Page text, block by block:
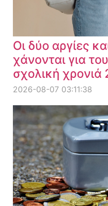
Οι δύο αργίες
χάνονται για
σχολική
2026-08-07 03:11:38